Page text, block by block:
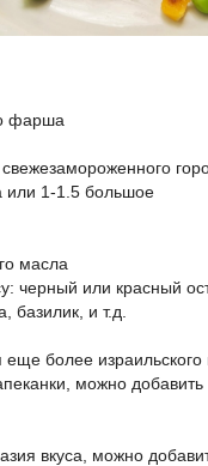
фарша
или 1-1.5 большое
масла
черный или красный
базилик, и т.д.
более израильского
можно
вкуса, можно